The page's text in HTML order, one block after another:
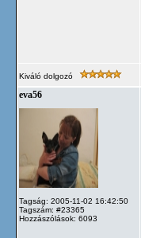
Kiváló dolgozó
eva56
Tagság: 2005-11-02 16:42:50
Tagszám: #23365
Hozzászólások: 6093